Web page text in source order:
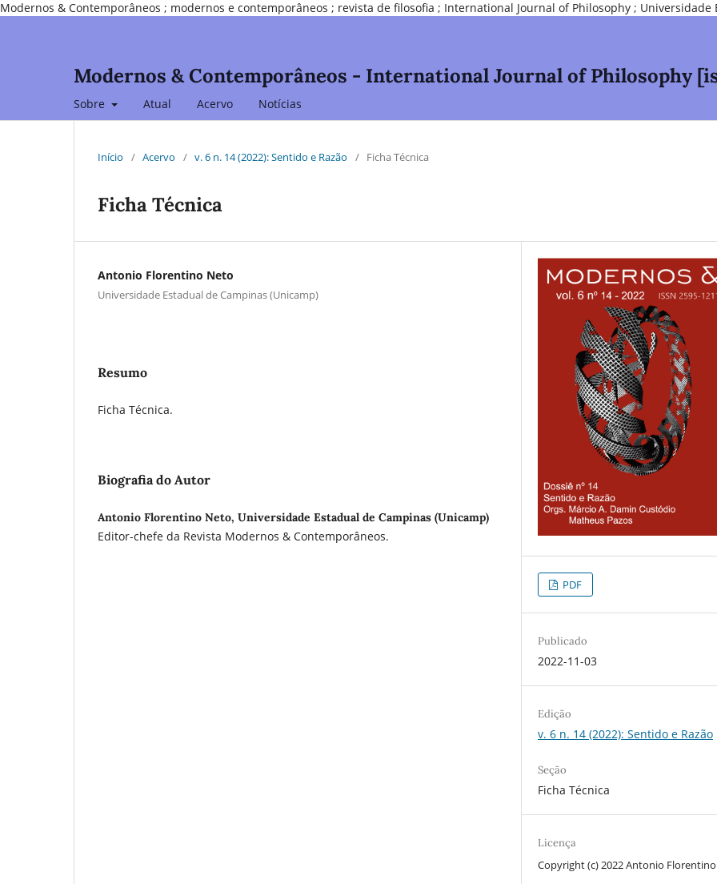
Modernos & Contemporâneos ; modernos e contemporâneos ; revista de filosofia ; International Journal of Philosophy ; Universidade
Modernos & Contemporâneos - International Journal of Philosophy
Sobre Atual Acervo Notícias
Início / Acervo / v. 6 n. 14 (2022): Sentido e Razão / Ficha Técnica
Ficha Técnica
Antonio Florentino Neto
Universidade Estadual de Campinas (Unicamp)
Resumo
Ficha Técnica.
Biografia do Autor
Antonio Florentino Neto, Universidade Estadual de Campinas (Unicamp)
Editor-chefe da Revista Modernos & Contemporâneos.
PDF
Publicado
2022-11-03
Edição
v. 6 n. 14 (2022): Sentido e Razão
Seção
Ficha Técnica
Licença
Copyright (c) 2022 Antonio